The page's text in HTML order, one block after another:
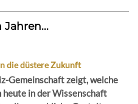
Jahren...
die düstere Zukunft
Gemeinschaft zeigt, welche
in der Wissenschaft